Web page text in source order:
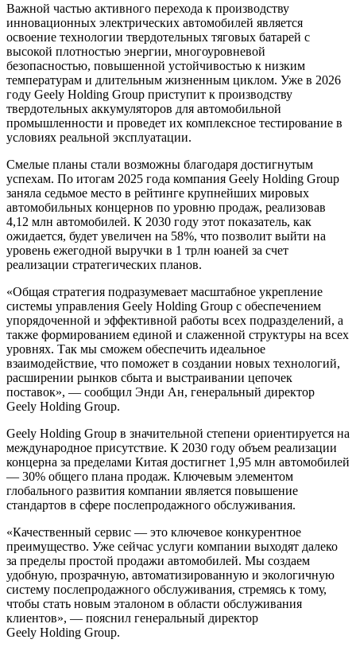
Важной частью активного перехода к производству
инновационных электрических автомобилей является
освоение технологии твердотельных тяговых батарей с
высокой плотностью энергии, многоуровневой
безопасностью, повышенной устойчивостью к низким
температурам и длительным жизненным циклом. Уже в 2026
году Geely Holding Group приступит к производству
твердотельных аккумуляторов для автомобильной
промышленности и проведет их комплексное тестирование в
условиях реальной эксплуатации.
Смелые планы стали возможны благодаря достигнутым
успехам. По итогам 2025 года компания Geely Holding Group
заняла седьмое место в рейтинге крупнейших мировых
автомобильных концернов по уровню продаж, реализовав
4,12 млн автомобилей. К 2030 году этот показатель, как
ожидается, будет увеличен на 58%, что позволит выйти на
уровень ежегодной выручки в 1 трлн юаней за счет
реализации стратегических планов.
«Общая стратегия подразумевает масштабное укрепление
системы управления Geely Holding Group с обеспечением
упорядоченной и эффективной работы всех подразделений, а
также формированием единой и слаженной структуры на всех
уровнях. Так мы сможем обеспечить идеальное
взаимодействие, что поможет в создании новых технологий,
расширении рынков сбыта и выстраивании цепочек
поставок», — сообщил Энди Ан, генеральный директор
Geely Holding Group.
Geely Holding Group в значительной степени ориентируется на
международное присутствие. К 2030 году объем реализации
концерна за пределами Китая достигнет 1,95 млн автомобилей
— 30% общего плана продаж. Ключевым элементом
глобального развития компании является повышение
стандартов в сфере послепродажного обслуживания.
«Качественный сервис — это ключевое конкурентное
преимущество. Уже сейчас услуги компании выходят далеко
за пределы простой продажи автомобилей. Мы создаем
удобную, прозрачную, автоматизированную и экологичную
систему послепродажного обслуживания, стремясь к тому,
чтобы стать новым эталоном в области обслуживания
клиентов», — пояснил генеральный директор
Geely Holding Group.